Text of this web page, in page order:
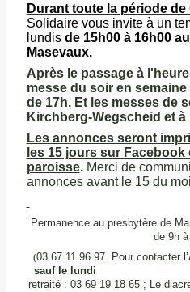
Durant toute la période de
Solidaire vous invite à un
lundis de 15h00 à 16h00
Masevaux.
Après le passage à
messe du soir en
de 17h. Et les messes de
Kirchberg-Wegscheid et à
Les annonces seront
les 15 jours sur Facebook
paroisse. Merci de
annonces avant le 15 du
Permanence au presbytère de
de 9h à
(03 67 11 96 97. Pour contacter
sauf le lundi L’Abbé
retraité : 03 69 19 18 65 ; Le